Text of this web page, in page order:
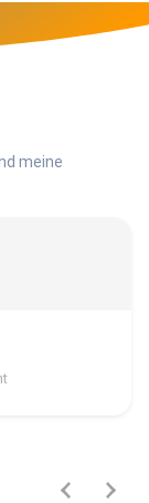
meine